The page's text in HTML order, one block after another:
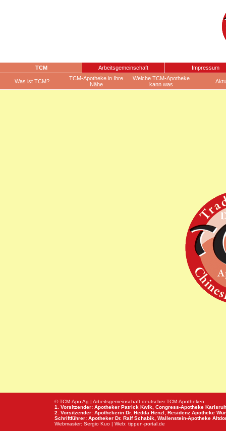
TCM Arbeitsgemeinschaft Impressum
Was ist TCM?
TCM-Apotheke in Ihre
Nähe
Welche TCM-Apotheke
kann was
© TCM-Apo Ag | Arbeitsgemeinschaft deutscher TCM-Apotheken
1. Vorsitzender: Apotheker Patrick Kwik, Congress-Apotheke
2. Vorsitzender: Apothekerin Dr. Hedda Henzl, Residenz Apotheke
Schriftführer: Apotheker Dr. Ralf Schabik, Wallenstein-Apotheke
Webmaster: Sergio Kuo | Web: tippen-portal.de